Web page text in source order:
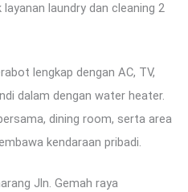
laundry dan cleaning 2
lengkap dengan AC, TV,
dalam dengan water heater.
dining room, serta area
kendaraan pribadi.
Jln. Gemah raya